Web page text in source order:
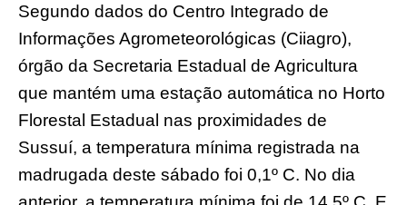
Segundo dados do Centro Integrado de
Informações Agrometeorológicas (Ciiagro),
órgão da Secretaria Estadual de Agricultura
que mantém uma estação automática no Horto
Florestal Estadual nas proximidades de
Sussuí, a temperatura mínima registrada na
madrugada deste sábado foi 0,1º C. No dia